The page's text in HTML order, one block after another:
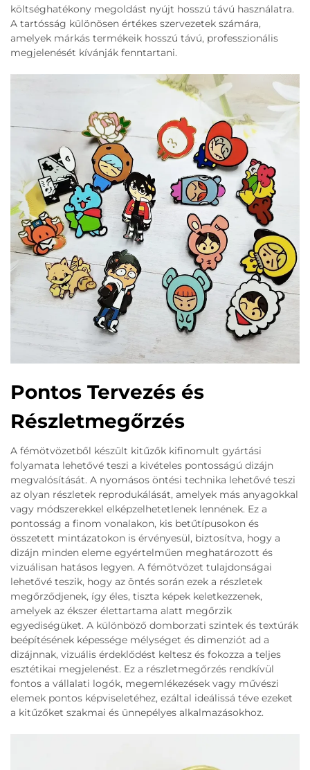
költséghatékony megoldást nyújt hosszú távú használatra.
A tartósság különösen értékes szervezetek számára,
amelyek márkás termékeik hosszú távú, professzionális
megjelenését kívánják fenntartani.
Pontos Tervezés és
Részletmegőrzés
A fémötvözetből készült kitűzők kifinomult gyártási
folyamata lehetővé teszi a kivételes pontosságú dizájn
megvalósítását. A nyomásos öntési technika lehetővé teszi
az olyan részletek reprodukálását, amelyek más anyagokkal
vagy módszerekkel elképzelhetetlenek lennének. Ez a
pontosság a finom vonalakon, kis betűtípusokon és
összetett mintázatokon is érvényesül, biztosítva, hogy a
dizájn minden eleme egyértelműen meghatározott és
vizuálisan hatásos legyen. A fémötvözet tulajdonságai
lehetővé teszik, hogy az öntés során ezek a részletek
megőrződjenek, így éles, tiszta képek keletkezzenek,
amelyek az ékszer élettartama alatt megőrzik
egyediségüket. A különböző domborzati szintek és textúrák
beépítésének képessége mélységet és dimenziót ad a
dizájnnak, vizuális érdeklődést keltesz és fokozza a teljes
esztétikai megjelenést. Ez a részletmegőrzés rendkívül
fontos a vállalati logók, megemlékezések vagy művészi
elemek pontos képviseletéhez, ezáltal ideálissá téve ezeket
a kitűzőket szakmai és ünnepélyes alkalmazásokhoz.